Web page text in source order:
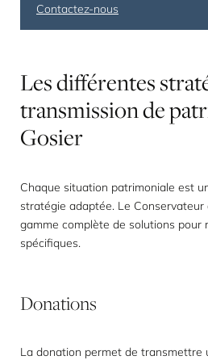
Contactez-nous
Lesdifférentes
transmissionde
Gosier
Chaque situation patrimoniale est
stratégie adaptée. Le Conservateur
gamme complète de solutions pour
spécifiques.
Donations
La donation permet de transmettre